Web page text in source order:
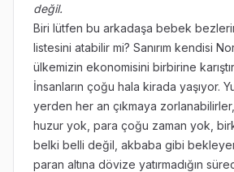
değil.
Biri lütfen bu arkadaşa bebek
listesini atabilir mi? Sanırım kendisi
ülkemizin ekonomisini birbirine
İnsanların çoğu hala kirada yaşıyor.
yerden her an çıkmaya
huzur yok, para çoğu zaman yok,
belki belli değil, akbaba gibi
paran altına dövize yatırmadığın